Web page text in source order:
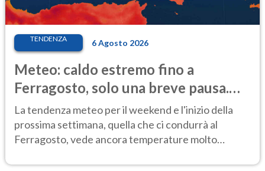
TENDENZA 6 Agosto 2026
Meteo: caldo estremo fino a
Ferragosto, solo una breve pausa.
Ecco dove
La tendenza meteo per il weekend e l'inizio della
prossima settimana, quella che ci condurrà al
Ferragosto, vede ancora temperature molto